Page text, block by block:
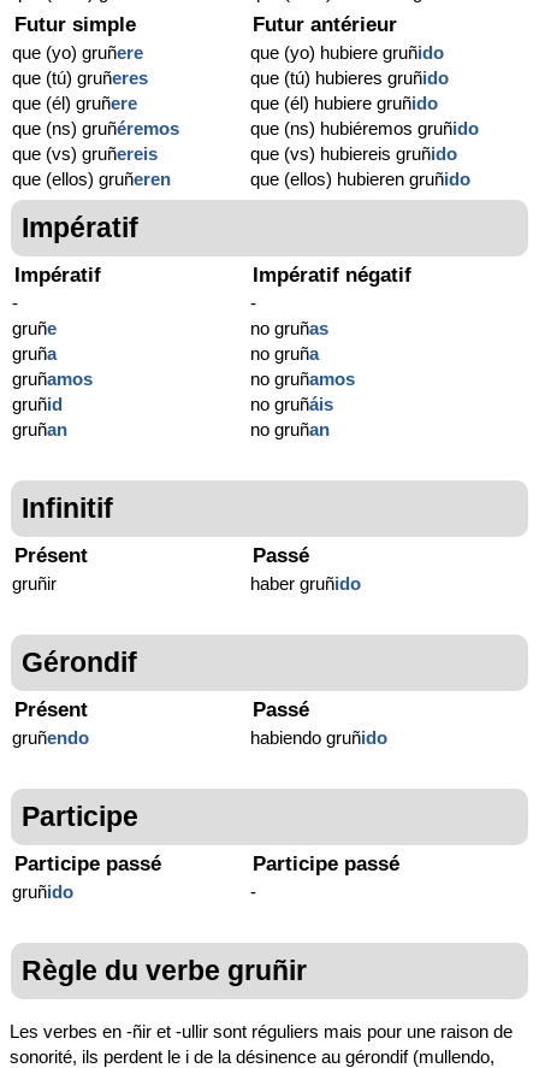
Futur simple
que (yo) gruñere
que (tú) gruñeres
que (él) gruñere
que (ns) gruñéremos
que (vs) gruñereis
que (ellos) gruñeren
Futur antérieur
que (yo) hubiere gruñido
que (tú) hubieres gruñido
que (él) hubiere gruñido
que (ns) hubiéremos gruñido
que (vs) hubiereis gruñido
que (ellos) hubieren gruñido
Impératif
Impératif
-
gruñe
gruña
gruñamos
gruñid
gruñan
Impératif négatif
-
no gruñas
no gruña
no gruñamos
no gruñáis
no gruñan
Infinitif
Présent
gruñir
Passé
haber gruñido
Gérondif
Présent
gruñendo
Passé
habiendo gruñido
Participe
Participe passé
gruñido
Participe passé
-
Règle du verbe gruñir
Les verbes en -ñir et -ullir sont réguliers mais pour une raison de
sonorité, ils perdent le i de la désinence au gérondif (mullendo,